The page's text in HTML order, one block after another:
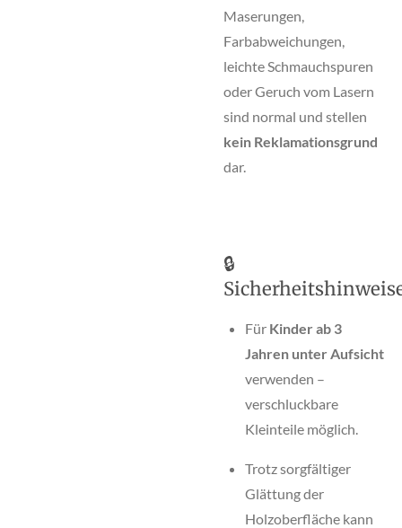
Maserungen,
Farbabweichungen,
leichte Schmauchspuren
oder Geruch vom Lasern
sind normal und stellen
kein Reklamationsgrund
dar.
🔒
Für Kinder ab 3
Jahren unter Aufsicht
verwenden –
verschluckbare
Kleinteile möglich.
Trotz sorgfältiger
Glättung der
Holzoberfläche kann